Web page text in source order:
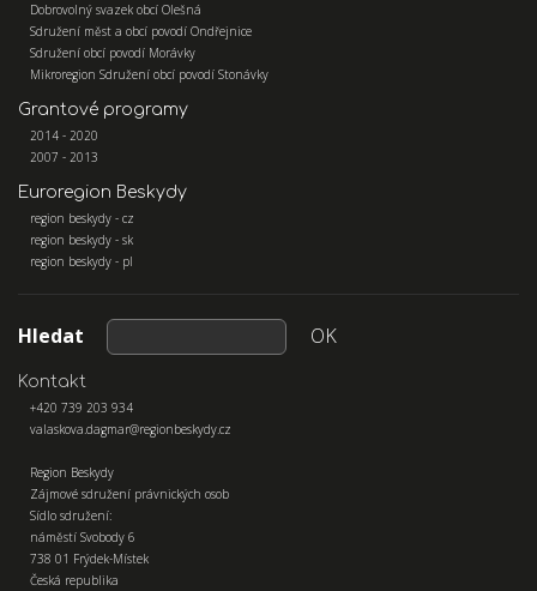
Dobrovolný svazek obcí Olešná
Sdružení měst a obcí povodí Ondřejnice
Sdružení obcí povodí Morávky
Mikroregion Sdružení obcí povodí Stonávky
Grantové programy
2014 - 2020
2007 - 2013
Euroregion Beskydy
region beskydy - cz
region beskydy - sk
region beskydy - pl
Hledat OK
Kontakt
+420 739 203 934
valaskova.dagmar@regionbeskydy.cz
Region Beskydy
Zájmové sdružení právnických osob
Sídlo sdružení:
náměstí Svobody 6
738 01 Frýdek-Místek
Česká republika